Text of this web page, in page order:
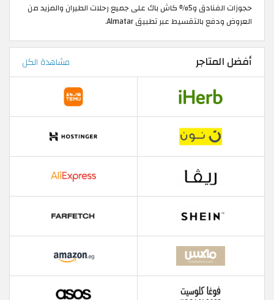
حجوزات الفنادق و5% كاش باك على جميع رحلات الطيران والمزيد من
العروض ودفع بالتقسيط عبر تطبيق Almatar.
أفضل المتاجر مشاهدة الكل